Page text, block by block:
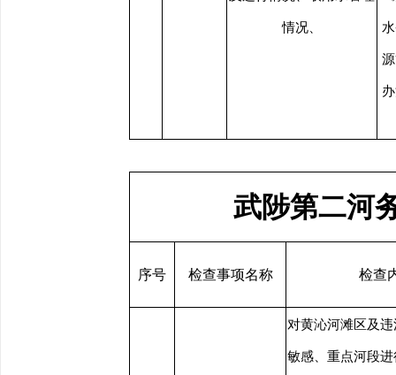
情况、
武陟第二河
序号 检查事项名称 检查
对黄沁河滩区及
敏感、重点河段